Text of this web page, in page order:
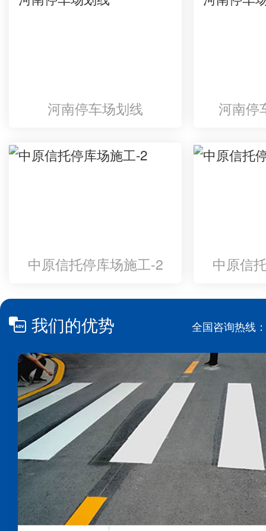
河南停车场划线 河南停
中原信托停库场施工-2 中原信
全国咨询热线：
我们的优势